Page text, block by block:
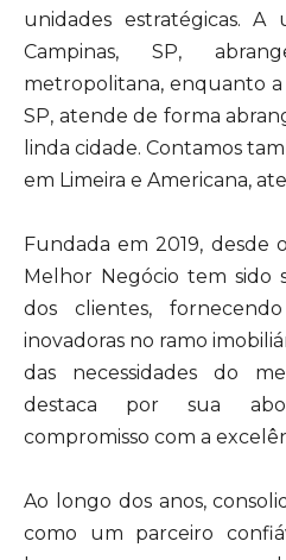
unidades estratégicas. A
Campinas, SP,
metropolitana, enquanto a
SP, atende de forma
linda cidade. Contamos
em Limeira e Americana,
Fundada em 2019, desde
Melhor Negócio tem sido
dos clientes,
inovadoras no ramo
das necessidades do
destaca por sua
compromisso com a
Ao longo dos anos,
como um parceiro